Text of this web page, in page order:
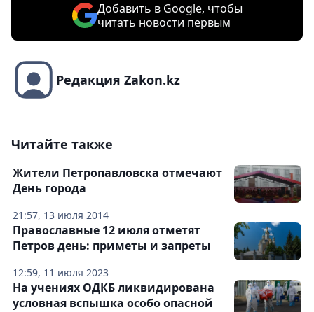
Добавить в Google, чтобы
читать новости первым
Редакция Zakon.kz
Читайте также
21:57, 13 июля 2014
Жители Петропавловска отмечают
День города
12:59, 11 июля 2023
Православные 12 июля отметят
Петров день: приметы и запреты
На учениях ОДКБ ликвидирована
условная вспышка особо опасной